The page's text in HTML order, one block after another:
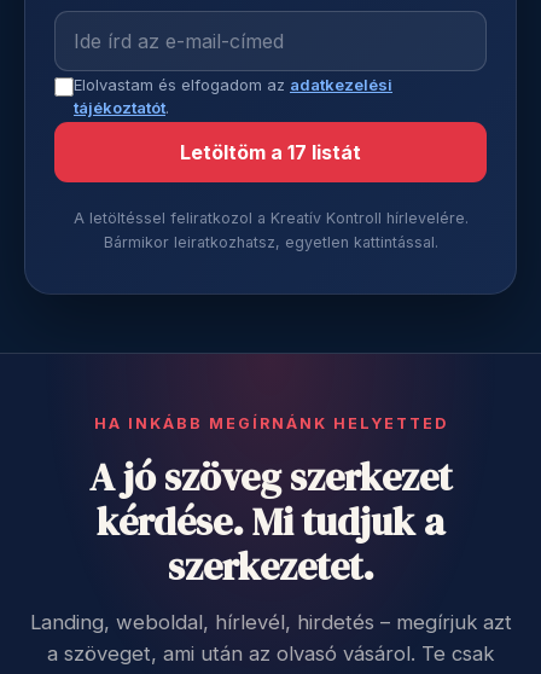
Elolvastam és elfogadom az adatkezelési
tájékoztatót.
Letöltöm a 17 listát
A letöltéssel feliratkozol a Kreatív Kontroll hírlevelére.
Bármikor leiratkozhatsz, egyetlen kattintással.
HA INKÁBB MEGÍRNÁNK HELYETTED
A jó szöveg szerkezet
kérdése. Mi tudjuk a
szerkezetet.
Landing, weboldal, hírlevél, hirdetés – megírjuk azt
a szöveget, ami után az olvasó vásárol. Te csak